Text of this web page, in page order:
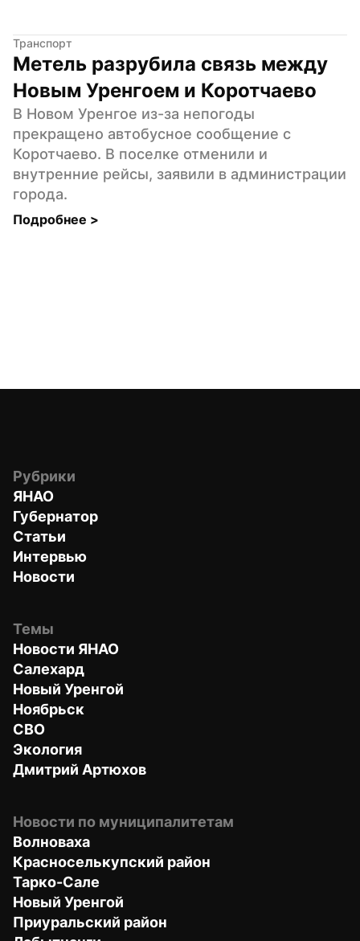
Транспорт
Метель разрубила связь между
Новым Уренгоем и Коротчаево
В Новом Уренгое из-за непогоды
прекращено автобусное сообщение с
Коротчаево. В поселке отменили и
внутренние рейсы, заявили в администрации
города.
Подробнее >
Рубрики
ЯНАО
Губернатор
Статьи
Интервью
Новости
Темы
Новости ЯНАО
Салехард
Новый Уренгой
Ноябрьск
СВО
Экология
Дмитрий Артюхов
Новости по муниципалитетам
Волноваха
Красноселькупский район
Тарко-Сале
Новый Уренгой
Приуральский район